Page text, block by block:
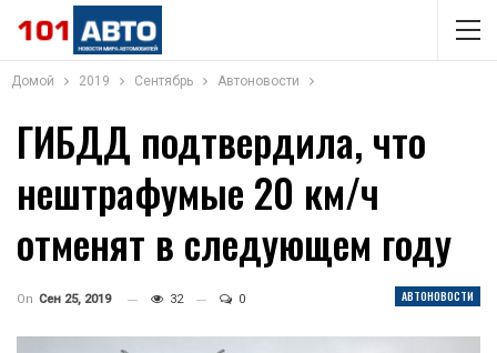
Домой 2019 Сентябрь Автоновости
ГИБДД подтвердила, что
нештрафумые 20 км/ч
отменят в следующем году
АВТОНОВОСТИ
On Сен 25, 2019 32 0